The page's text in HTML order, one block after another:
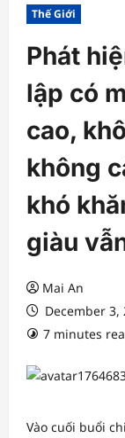
Thế Giới
Phát
lập có
cao,
không
khó
giàu
Mai An
December 3,
7 minutes
Vào cuối buổi